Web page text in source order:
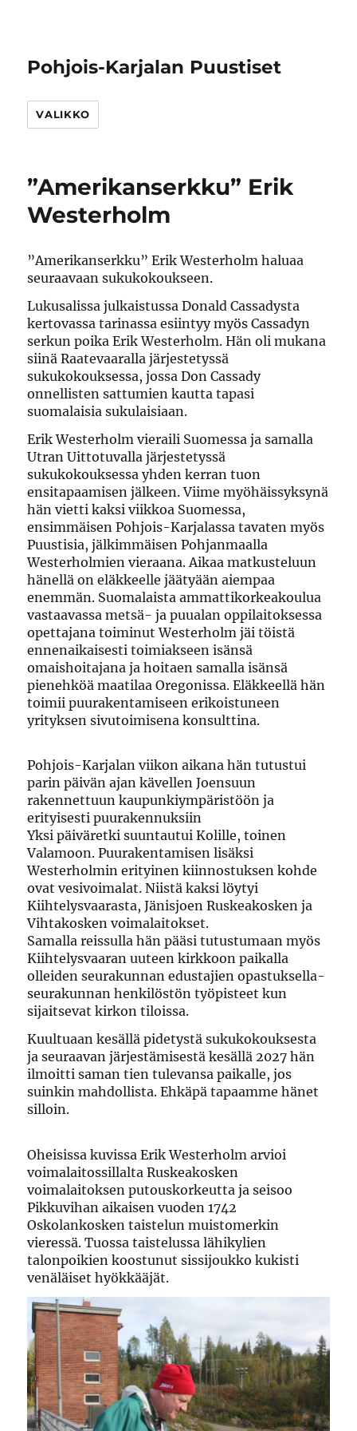
Pohjois-Karjalan Puustiset
VALIKKO
”Amerikanserkku” Erik
Westerholm
”Amerikanserkku” Erik Westerholm haluaa
seuraavaan sukukokoukseen.
Lukusalissa julkaistussa Donald Cassadysta
kertovassa tarinassa esiintyy myös Cassadyn
serkun poika Erik Westerholm. Hän oli mukana
siinä Raatevaaralla järjestetyssä
sukukokouksessa, jossa Don Cassady
onnellisten sattumien kautta tapasi
suomalaisia sukulaisiaan.
Erik Westerholm vieraili Suomessa ja samalla
Utran Uittotuvalla järjestetyssä
sukukokouksessa yhden kerran tuon
ensitapaamisen jälkeen. Viime myöhäissyksynä
hän vietti kaksi viikkoa Suomessa,
ensimmäisen Pohjois-Karjalassa tavaten myös
Puustisia, jälkimmäisen Pohjanmaalla
Westerholmien vieraana. Aikaa matkusteluun
hänellä on eläkkeelle jäätyään aiempaa
enemmän. Suomalaista ammattikorkeakoulua
vastaavassa metsä- ja puualan oppilaitoksessa
opettajana toiminut Westerholm jäi töistä
ennenaikaisesti toimiakseen isänsä
omaishoitajana ja hoitaen samalla isänsä
pienehköä maatilaa Oregonissa. Eläkkeellä hän
toimii puurakentamiseen erikoistuneen
yrityksen sivutoimisena konsulttina.
Pohjois-Karjalan viikon aikana hän tutustui
parin päivän ajan kävellen Joensuun
rakennettuun kaupunkiympäristöön ja
erityisesti puurakennuksiin
Yksi päiväretki suuntautui Kolille, toinen
Valamoon. Puurakentamisen lisäksi
Westerholmin erityinen kiinnostuksen kohde
ovat vesivoimalat. Niistä kaksi löytyi
Kiihtelysvaarasta, Jänisjoen Ruskeakosken ja
Vihtakosken voimalaitokset.
Samalla reissulla hän pääsi tutustumaan myös
Kiihtelysvaaran uuteen kirkkoon paikalla
olleiden seurakunnan edustajien opastuksella-
seurakunnan henkilöstön työpisteet kun
sijaitsevat kirkon tiloissa.
Kuultuaan kesällä pidetystä sukukokouksesta
ja seuraavan järjestämisestä kesällä 2027 hän
ilmoitti saman tien tulevansa paikalle, jos
suinkin mahdollista. Ehkäpä tapaamme hänet
silloin.
Oheisissa kuvissa Erik Westerholm arvioi
voimalaitossillalta Ruskeakosken
voimalaitoksen putouskorkeutta ja seisoo
Pikkuvihan aikaisen vuoden 1742
Oskolankosken taistelun muistomerkin
vieressä. Tuossa taistelussa lähikylien
talonpoikien koostunut sissijoukko kukisti
venäläiset hyökkääjät.